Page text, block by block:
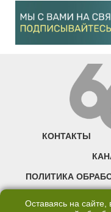
КОНТАКТЫ
ПОЛИТИКА
Оставаясь на сайте,